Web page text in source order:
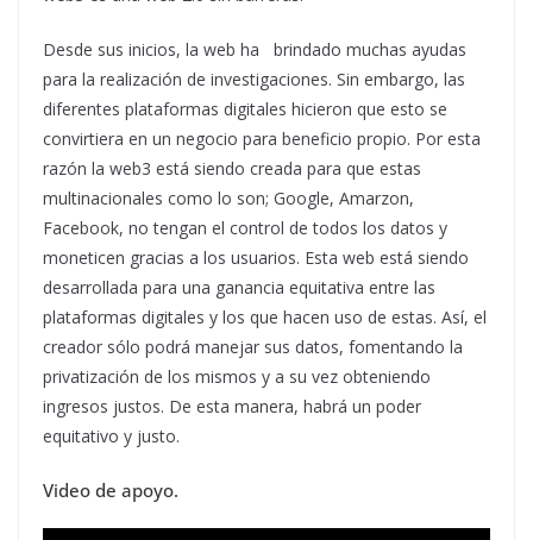
Desde sus inicios, la web ha brindado muchas ayudas
para la realización de investigaciones. Sin embargo, las
diferentes plataformas digitales hicieron que esto se
convirtiera en un negocio para beneficio propio. Por esta
razón la web3 está siendo creada para que estas
multinacionales como lo son; Google, Amarzon,
Facebook, no tengan el control de todos los datos y
moneticen gracias a los usuarios. Esta web está siendo
desarrollada para una ganancia equitativa entre las
plataformas digitales y los que hacen uso de estas. Así, el
creador sólo podrá manejar sus datos, fomentando la
privatización de los mismos y a su vez obteniendo
ingresos justos. De esta manera, habrá un poder
equitativo y justo.
Video de apoyo.